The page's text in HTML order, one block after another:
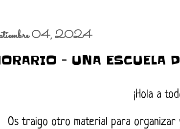
04, 2024
- UNA ESCUELA
¡Hola a
Os traigo otro material para organizar